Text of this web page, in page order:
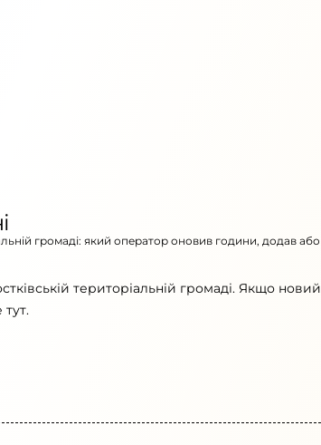
громаді: який оператор оновив години, додав або
територіальній громаді. Якщо новий